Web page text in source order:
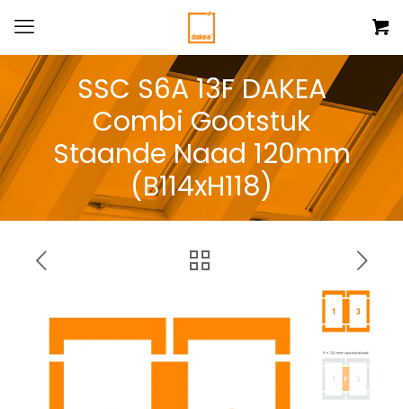
SSC S6A 13F DAKEA
Combi Gootstuk
Staande Naad 120mm
(B114xH118)